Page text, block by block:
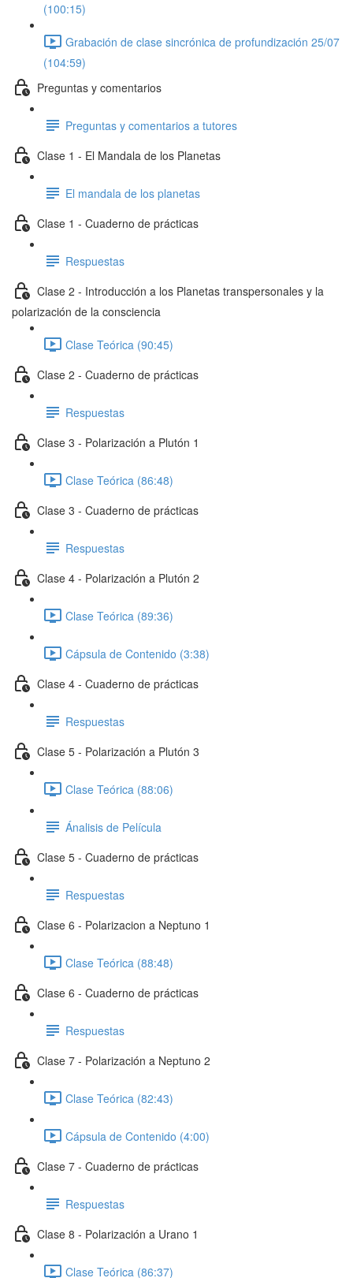
(100:15)
Grabación de clase sincrónica de profundización 25/07
(104:59)
Preguntas y comentarios
Preguntas y comentarios a tutores
Clase 1 - El Mandala de los Planetas
El mandala de los planetas
Clase 1 - Cuaderno de prácticas
Respuestas
Clase 2 - Introducción a los Planetas transpersonales y la
polarización de la consciencia
Clase Teórica (90:45)
Clase 2 - Cuaderno de prácticas
Respuestas
Clase 3 - Polarización a Plutón 1
Clase Teórica (86:48)
Clase 3 - Cuaderno de prácticas
Respuestas
Clase 4 - Polarización a Plutón 2
Clase Teórica (89:36)
Cápsula de Contenido (3:38)
Clase 4 - Cuaderno de prácticas
Respuestas
Clase 5 - Polarización a Plutón 3
Clase Teórica (88:06)
Ánalisis de Película
Clase 5 - Cuaderno de prácticas
Respuestas
Clase 6 - Polarizacion a Neptuno 1
Clase Teórica (88:48)
Clase 6 - Cuaderno de prácticas
Respuestas
Clase 7 - Polarización a Neptuno 2
Clase Teórica (82:43)
Cápsula de Contenido (4:00)
Clase 7 - Cuaderno de prácticas
Respuestas
Clase 8 - Polarización a Urano 1
Clase Teórica (86:37)